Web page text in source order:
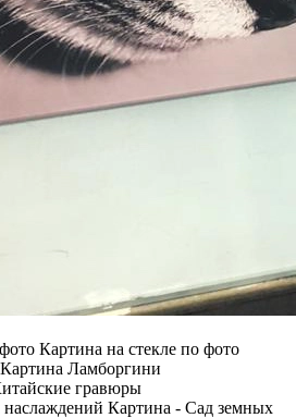
Картина на стекле по фото
Картина Ламборгини
гравюры
Картина - Сад земных